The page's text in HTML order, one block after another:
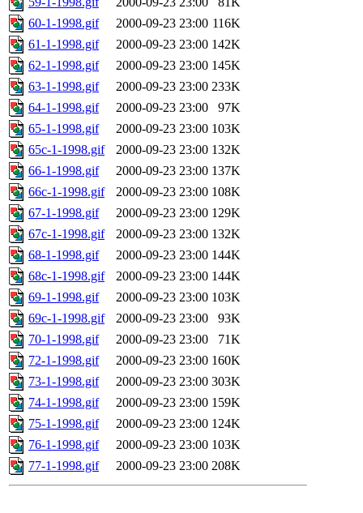
60-1-1998.gif
2000-09-23 23:00 116K
61-1-1998.gif
2000-09-23 23:00 142K
62-1-1998.gif
2000-09-23 23:00 145K
63-1-1998.gif
2000-09-23 23:00 233K
64-1-1998.gif
2000-09-23 23:00
97K
65-1-1998.gif
2000-09-23 23:00 103K
65c-1-1998.gif
2000-09-23 23:00 132K
66-1-1998.gif
2000-09-23 23:00 137K
66c-1-1998.gif
2000-09-23 23:00 108K
67-1-1998.gif
2000-09-23 23:00 129K
67c-1-1998.gif
2000-09-23 23:00 132K
68-1-1998.gif
2000-09-23 23:00 144K
68c-1-1998.gif
2000-09-23 23:00 144K
69-1-1998.gif
2000-09-23 23:00 103K
69c-1-1998.gif
2000-09-23 23:00
93K
70-1-1998.gif
2000-09-23 23:00
71K
72-1-1998.gif
2000-09-23 23:00 160K
73-1-1998.gif
2000-09-23 23:00 303K
74-1-1998.gif
2000-09-23 23:00 159K
75-1-1998.gif
2000-09-23 23:00 124K
76-1-1998.gif
2000-09-23 23:00 103K
77-1-1998.gif
2000-09-23 23:00 208K